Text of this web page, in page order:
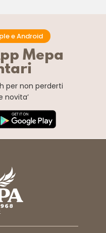
e Android
Mepa
per non perderti
novita’